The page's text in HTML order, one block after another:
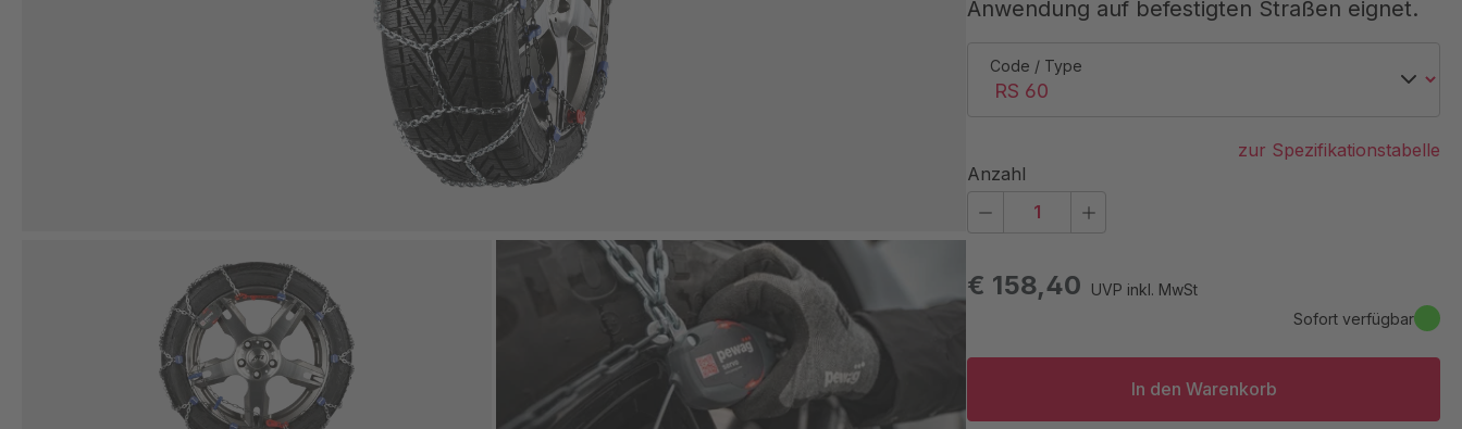
Anwendung auf befestigten Straßen eignet.
€ 158,40
UVP inkl. MwSt
Sofort verfügbar
Code / Type
zur Spezifikationstabelle
Anzahl
In den Warenkorb